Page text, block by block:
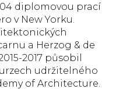
diplomovou prací
v New Yorku.
a Herzog & de
2017 působil
udržitelného
of Architecture.